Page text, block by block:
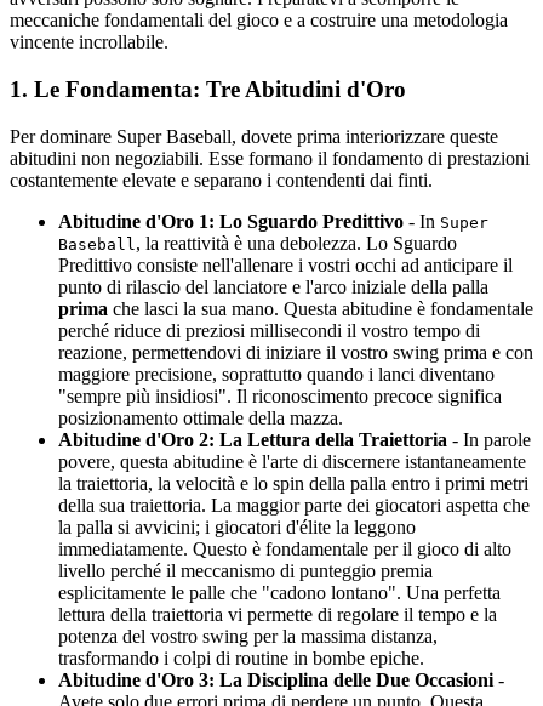
meccaniche fondamentali del gioco e a costruire una metodologia
vincente incrollabile.
1. Le Fondamenta: Tre Abitudini d'Oro
Per dominare Super Baseball, dovete prima interiorizzare queste
abitudini non negoziabili. Esse formano il fondamento di prestazioni
costantemente elevate e separano i contendenti dai finti.
Abitudine d'Oro 1: Lo Sguardo Predittivo - In Super
Baseball , la reattività è una debolezza. Lo Sguardo
Predittivo consiste nell'allenare i vostri occhi ad anticipare il
punto di rilascio del lanciatore e l'arco iniziale della palla
prima che lasci la sua mano. Questa abitudine è fondamentale
perché riduce di preziosi millisecondi il vostro tempo di
reazione, permettendovi di iniziare il vostro swing prima e con
maggiore precisione, soprattutto quando i lanci diventano
"sempre più insidiosi". Il riconoscimento precoce significa
posizionamento ottimale della mazza.
Abitudine d'Oro 2: La Lettura della Traiettoria - In parole
povere, questa abitudine è l'arte di discernere istantaneamente
la traiettoria, la velocità e lo spin della palla entro i primi metri
della sua traiettoria. La maggior parte dei giocatori aspetta che
la palla si avvicini; i giocatori d'élite la leggono
immediatamente. Questo è fondamentale per il gioco di alto
livello perché il meccanismo di punteggio premia
esplicitamente le palle che "cadono lontano". Una perfetta
lettura della traiettoria vi permette di regolare il tempo e la
potenza del vostro swing per la massima distanza,
trasformando i colpi di routine in bombe epiche.
Abitudine d'Oro 3: La Disciplina delle Due Occasioni -
Avete solo due errori prima di perdere un punto. Questa